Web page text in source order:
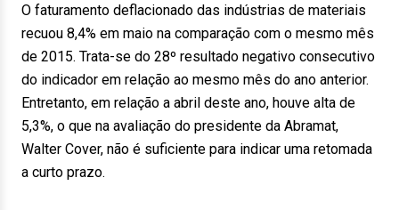
O faturamento deflacionado das indústrias de materiais
recuou 8,4% em maio na comparação com o mesmo mês
de 2015. Trata-se do 28º resultado negativo consecutivo
do indicador em relação ao mesmo mês do ano anterior.
Entretanto, em relação a abril deste ano, houve alta de
5,3%, o que na avaliação do presidente da Abramat,
Walter Cover, não é suficiente para indicar uma retomada
a curto prazo.